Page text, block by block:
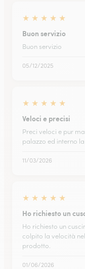
★ ★ ★ ★ ★
Buon servizio
Buon servizio
05/12/2025
★ ★ ★ ★ ★
Veloci e precisi
Preci veloci e pur
palazzo ed interno
11/03/2026
★ ★ ★ ★ ★
Ho richiesto un
Ho richiesto un
colpito la velocità
prodotto.
01/06/2026